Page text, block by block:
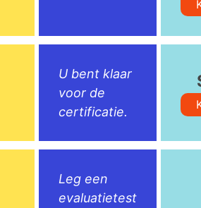
U bent klaar
voor de
certificatie.
Leg een
evaluatietest